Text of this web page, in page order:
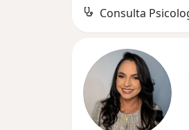
Consulta